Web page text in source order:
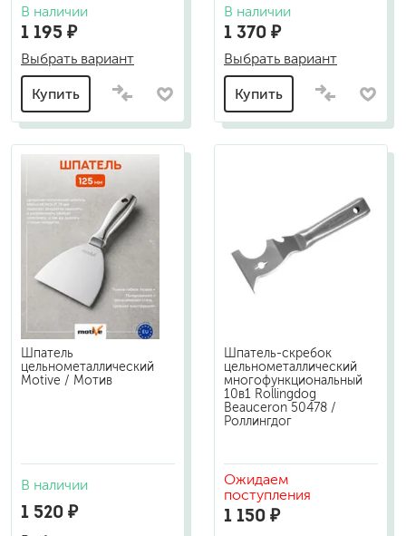
В наличии
1 195 ₽
Выбрать вариант
Купить
В наличии
1 370 ₽
Выбрать вариант
Купить
Шпатель
цельнометаллический
Motive / Мотив
В наличии
1 520 ₽
Шпатель-скребок
цельнометаллический
многофункциональный
10в1 Rollingdog
Beauceron 50478 /
Роллингдог
Ожидаем
поступления
1 150 ₽